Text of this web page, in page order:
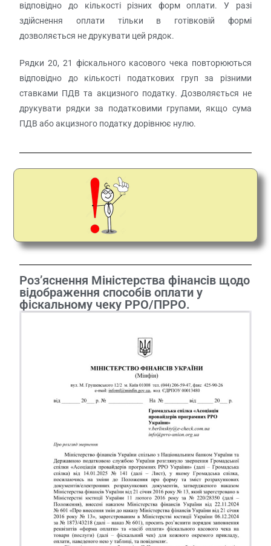
відповідно до кількості різних форм оплати. У разі
здійснення оплати тільки в готівковій формі
дозволяється не друкувати цей рядок.
Рядки 20, 21 фіскального касового чека повторюються
відповідно до кількості податкових груп за різними
ставками ПДВ та акцизного податку. Дозволяється не
друкувати рядки за податковими групами, якщо сума
ПДВ або акцизного податку дорівнює нулю.
Роз’яснення Міністерства фінансів щодо
відображення способів оплати у
фіскальному чеку РРО/ПРРО.